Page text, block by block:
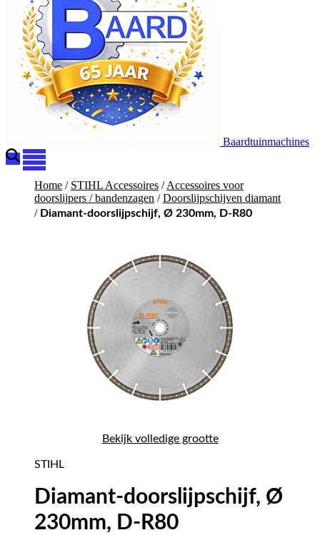
Baardtuinmachines
Home / STIHL Accessoires /Accessoires voor
doorslijpers / bandenzagen /Doorslijpschijven diamant
/ Diamant-doorslijpschijf, Ø 230mm, D-R80
Bekijk volledige grootte
STIHL
Diamant-doorslijpschijf, Ø
230mm, D-R80